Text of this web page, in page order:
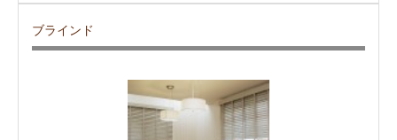
ブラインド